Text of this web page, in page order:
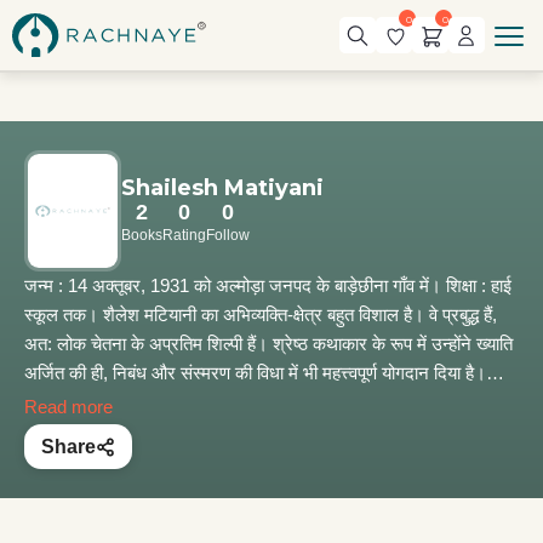
0 0
Shailesh Matiyani
2
Books
0
Rating
0
Follow
जन्म : 14 अक्‍तूबर, 1931 को अल्मोड़ा जनपद के बाड़ेछीना गाँव में। शिक्षा : हाई
स्कूल तक। शैलेश मटियानी का अभिव्‍यक्‍त‌ि-क्षेत्र बहुत विशाल है। वे प्रबुद्ध हैं,
अत: लोक चेतना के अप्रतिम शिल्पी हैं। श्रेष्‍ठ कथाकार के रूप में उन्होंने ख्याति
अर्जित की ही, निबंध और संस्मरण की विधा में भी महत्त्वपूर्ण योगदान दिया है।
कृतित्व : तीस कहानी-संग्रह इकतीस उपन्यास तथा नौ अपूर्ण उपन्यास, तीन
संस्मरण पुस्तकें, निबंधात्मक एवं वैचारिक विष्‍ियों पर बारह पुस्तकें, लोककथा
सा‌‌ह‌ित्य पर दस पुस्तकें, बाल साहित्य की पंद्रह पुस्तकें। ‘विकल्प’ एवं ‘जनपक्ष’
Read more
Share